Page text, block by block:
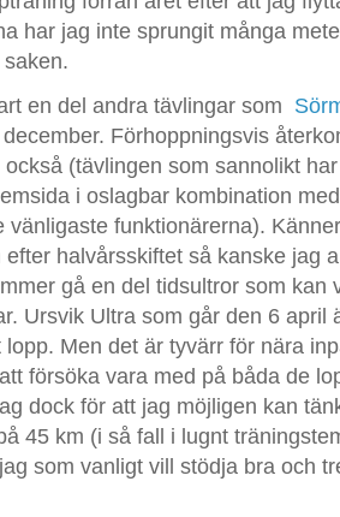
har jag inte sprungit många
en del andra tävlingar som
december. Förhoppningsvis
också (tävlingen som sannolikt
i oslagbar kombination
vänligaste funktionärerna).
efter halvårsskiftet så kanske jag
gå en del tidsultror som kan
Ursvik Ultra som går den 6 april
Men det är tyvärr för nära
försöka vara med på båda de
dock för att jag möjligen kan
45 km (i så fall i lugnt
som vanligt vill stödja bra och